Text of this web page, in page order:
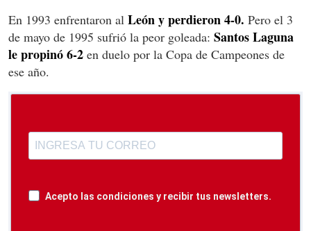
En 1993 enfrentaron al León y perdieron 4-0. Pero el 3
de mayo de 1995 sufrió la peor goleada: Santos Laguna
le propinó 6-2 en duelo por la Copa de Campeones de
ese año.
Acepto las condiciones y recibir tus newsletters.